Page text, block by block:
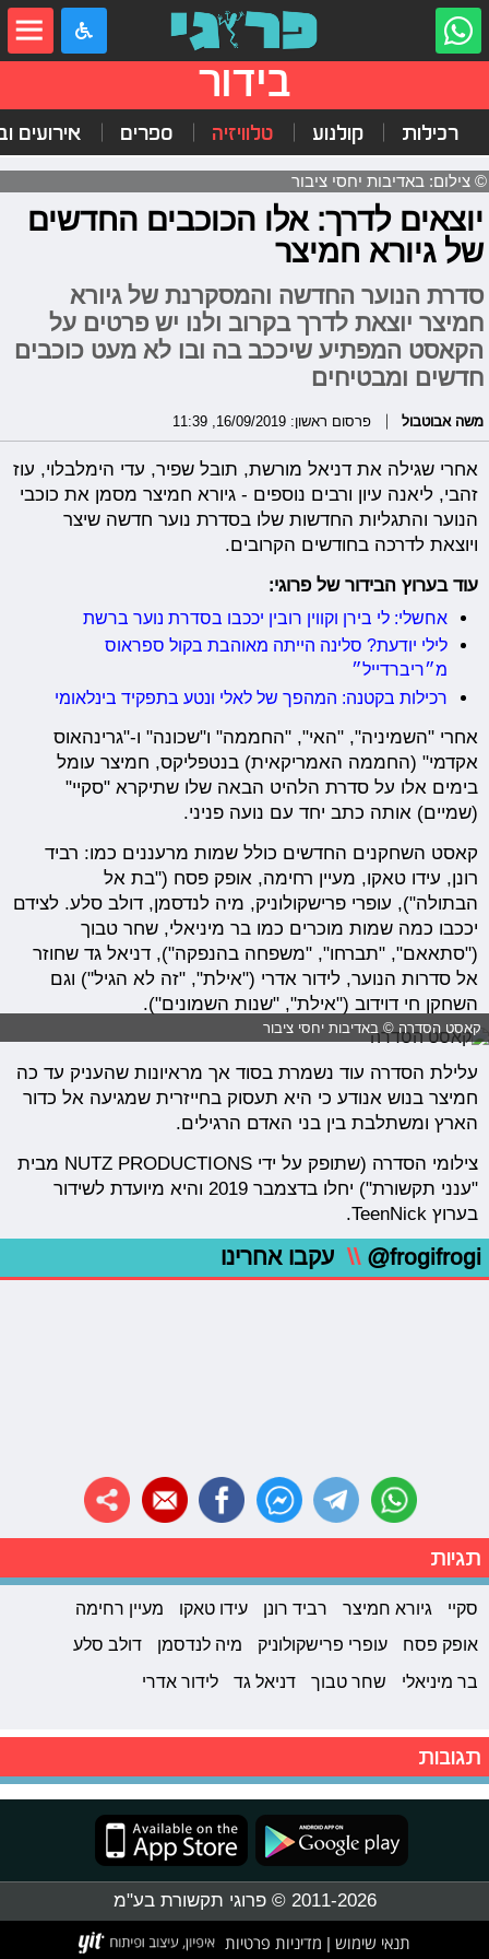
בידור
רכילות קולנוע טלוויזיה ספרים אירועים
© צילום: באדיבות יחסי ציבור
יוצאים לדרך: אלו הכוכבים החדשים
של גיורא חמיצר
סדרת הנוער החדשה והמסקרנת של גיורא
חמיצר יוצאת לדרך בקרוב ולנו יש פרטים על
הקאסט המפתיע שיככב בה ובו לא מעט כוכבים
חדשים ומבטיחים
משה אבוטבול פרסום ראשון: 16/09/2019, 11:39
אחרי שגילה את דניאל מורשת, תובל שפיר, עדי הימלבלוי, עוז
זהבי, ליאנה עיון ורבים נוספים - גיורא חמיצר מסמן את כוכבי
הנוער והתגליות החדשות שלו בסדרת נוער חדשה שיצר
ויוצאת לדרכה בחודשים הקרובים.
עוד בערוץ הבידור של פרוגי:
אחשלי: לי בירן וקווין רובין יככבו בסדרת נוער ברשת
לילי יודעת? סלינה הייתה מאוהבת בקול ספראוס
מ״ריברדייל״
רכילות בקטנה: המהפך של לאלי ונטע בתפקיד בינלאומי
אחרי "השמיניה", "האי", "החממה" ו"שכונה" ו-"גרינהאוס
אקדמי" (החממה האמריקאית) בנטפליקס, חמיצר עומל
בימים אלו על סדרת הלהיט הבאה שלו שתיקרא "סקיי"
(שמיים) אותה כתב יחד עם נועה פניני.
קאסט השחקנים החדשים כולל שמות מרעננים כמו: רביד
רונן, עידו טאקו, מעיין רחימה, אופק פסח ("בת אל
הבתולה"), עופרי פרישקולוניק, מיה לנדסמן, דולב סלע. לצידם
יככבו כמה שמות מוכרים כמו בר מיניאלי, שחר טבוך
("סתאאם", "תברחו", "משפחה בהנפקה"), דניאל גד שחוזר
אל סדרות הנוער, לידור אדרי ("אילת", "זה לא הגיל") וגם
השחקן חי דוידוב ("אילת", "שנות השמונים").
קאסט הסדרה © באדיבות יחסי ציבור
עלילת הסדרה עוד נשמרת בסוד אך מראיונות שהעניק עד כה
חמיצר בנוש אנודע כי היא תעסוק בחייזרית שמגיעה אל כדור
הארץ ומשתלבת בין בני האדם הרגילים.
צילומי הסדרה (שתופק על ידי NUTZ PRODUCTIONS מבית
"ענני תקשורת") יחלו בדצמבר 2019 והיא מיועדת לשידור
בערוץ TeenNick.
@frogifrogi
\\ עקבו אחרינו
תגיות
סקיי גיורא חמיצר רביד רונן עידו טאקו
מעיין רחימה
אופק פסח
עופרי פרישקולוניק מיה לנדסמן
דולב סלע
בר מיניאלי
שחר טבוך דניאל גד לידור אדרי
תגובות
2011-2026 © פרוגי תקשורת בע"מ
תנאי שימוש מדיניות פרטיות